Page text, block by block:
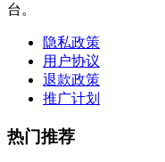
台。
隐私政策
用户协议
退款政策
推广计划
热门推荐